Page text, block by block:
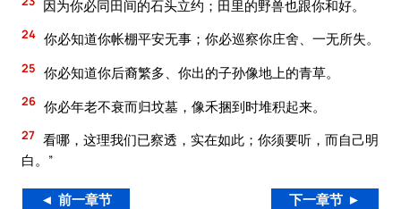
因为你必同田间的石头立约；田里的野兽也跟你和好。
24 你必知道你帐棚平安无事；你必巡察你庄舍、一无所失。
25 你必知道你后裔繁多、你出的子孙像地上的青草。
26 你必年老不衰而归坟墓，像禾捆到时堆积起来。
27 看哪，这理我们已察透，实在如此；你须要听，而自己明
白。”
◄ 前一章节 下一章节 ►